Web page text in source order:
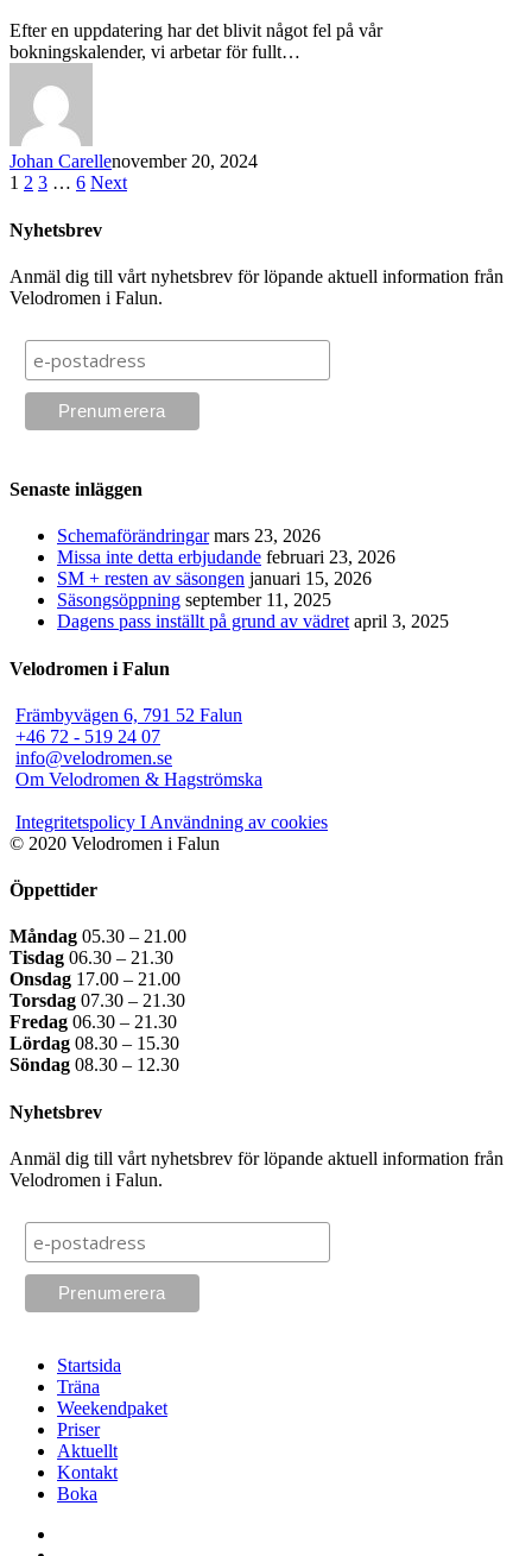
Efter en uppdatering har det blivit något fel på vår
bokningskalender, vi arbetar för fullt…
Johan Carellenovember 20, 2024
1 2 3 … 6 Next
Nyhetsbrev
Anmäl dig till vårt nyhetsbrev för löpande aktuell information från
Velodromen i Falun.
Senaste inläggen
Schemaförändringar mars 23, 2026
Missa inte detta erbjudande februari 23, 2026
SM + resten av säsongen januari 15, 2026
Säsongsöppning september 11, 2025
Dagens pass inställt på grund av vädret april 3, 2025
Velodromen i Falun
Främbyvägen 6, 791 52 Falun
+46 72 - 519 24 07
info@velodromen.se
Om Velodromen & Hagströmska
Integritetspolicy I Användning av cookies
© 2020 Velodromen i Falun
Öppettider
Måndag 05.30 – 21.00
Tisdag 06.30 – 21.30
Onsdag 17.00 – 21.00
Torsdag 07.30 – 21.30
Fredag 06.30 – 21.30
Lördag 08.30 – 15.30
Söndag 08.30 – 12.30
Nyhetsbrev
Anmäl dig till vårt nyhetsbrev för löpande aktuell information från
Velodromen i Falun.
Startsida
Träna
Weekendpaket
Priser
Aktuellt
Kontakt
Boka